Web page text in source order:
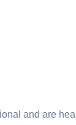
and are